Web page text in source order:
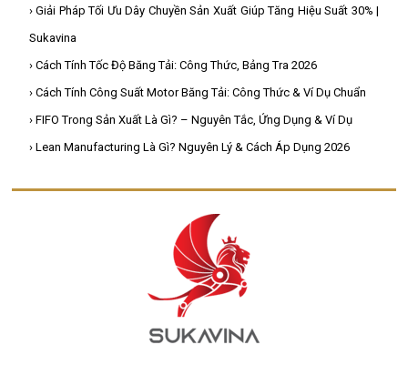
› Giải Pháp Tối Ưu Dây Chuyền Sản Xuất Giúp Tăng Hiệu Suất 30% |
Sukavina
› Cách Tính Tốc Độ Băng Tải: Công Thức, Bảng Tra 2026
› Cách Tính Công Suất Motor Băng Tải: Công Thức & Ví Dụ Chuẩn
› FIFO Trong Sản Xuất Là Gì? – Nguyên Tắc, Ứng Dụng & Ví Dụ
› Lean Manufacturing Là Gì? Nguyên Lý & Cách Áp Dụng 2026